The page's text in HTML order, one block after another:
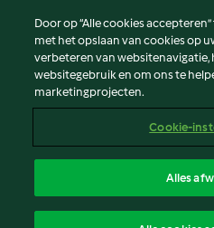
Gebruiksvoorwaarden
Privacybeleid
Disclaimer
Colofon
Verslag Inhoud
Toegankelijkheidsverklaring
Door op “Alle cookies
met het opslaan van cookies op
verbeteren van websitenavigatie,
websitegebruik en om ons te
marketingprojecten.
Cookie-
Alles